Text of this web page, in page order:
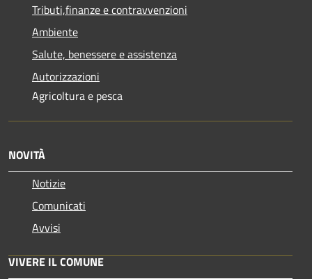
Tributi,finanze e contravvenzioni
Ambiente
Salute, benessere e assistenza
Autorizzazioni
Agricoltura e pesca
NOVITÀ
Notizie
Comunicati
Avvisi
VIVERE IL COMUNE